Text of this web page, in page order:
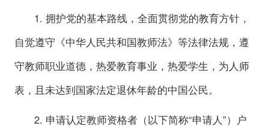
1. 拥护党的基本路线，全面贯彻党的教育方针，
自觉遵守《中华人民共和国教师法》等法律法规，遵
守教师职业道德，热爱教育事业，热爱学生，为人师
表，且未达到国家法定退休年龄的中国公民。
2. 申请认定教师资格者（以下简称“申请人”）户